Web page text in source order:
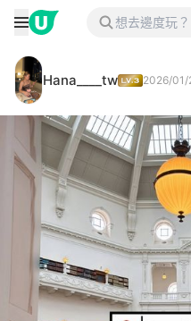
Hana____tw 2026/01/